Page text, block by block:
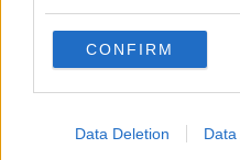
CONFIRM
Data Deletion Data